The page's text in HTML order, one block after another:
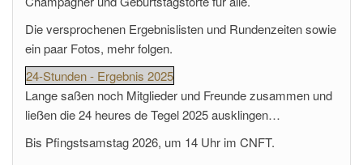
Die versprochenen Ergebnislisten und Rundenzeiten sowie
ein paar Fotos, mehr folgen.
24-Stunden - Ergebnis 2025
Lange saßen noch Mitglieder und Freunde zusammen und
ließen die 24 heures de Tegel 2025 ausklingen…
Bis Pfingstsamstag 2026, um 14 Uhr im CNFT.